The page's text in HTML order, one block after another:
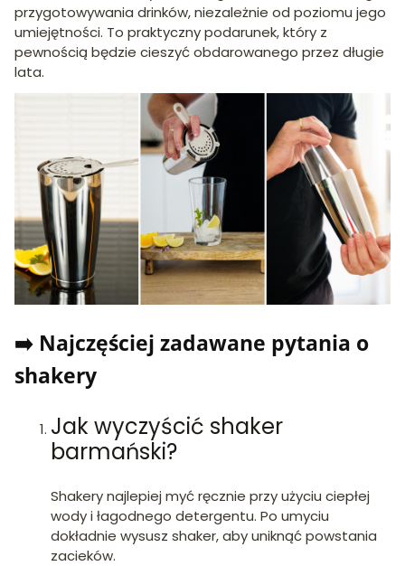
przygotowywania drinków, niezależnie od poziomu jego
umiejętności. To praktyczny podarunek, który z
pewnością będzie cieszyć obdarowanego przez długie
lata.
➡️ Najczęściej zadawane pytania o
shakery
Jak wyczyścić shaker
barmański?
Shakery najlepiej myć ręcznie przy użyciu ciepłej
wody i łagodnego detergentu. Po umyciu
dokładnie wysusz shaker, aby uniknąć powstania
zacieków.